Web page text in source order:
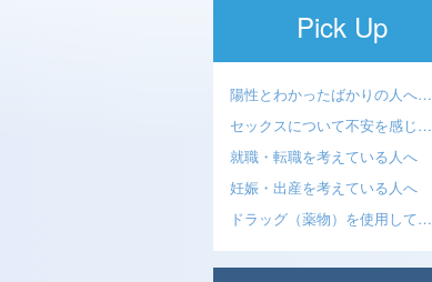
Pick Up
陽性とわかったばかりの人へ…
セックスについて不安を感じ…
就職・転職を考えている人へ
妊娠・出産を考えている人へ
ドラッグ（薬物）を使用して…